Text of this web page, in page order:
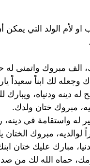
الولد التي يمكن
الف مبروك واتمنى له
لك ابناً سعيداً
له دينه ودنياه،
مبروك ختان ولدك.
له واستقامة في
مبروك
مبارك عليك ختان
حماه الله لك من